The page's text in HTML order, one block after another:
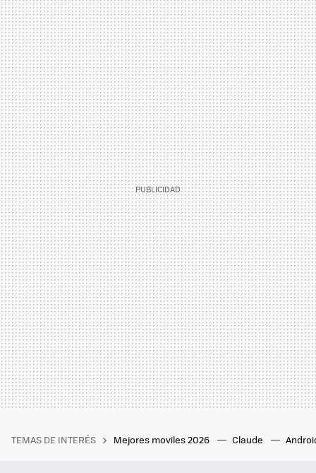
TEMAS DE INTERÉS Mejores moviles 2026 Claude